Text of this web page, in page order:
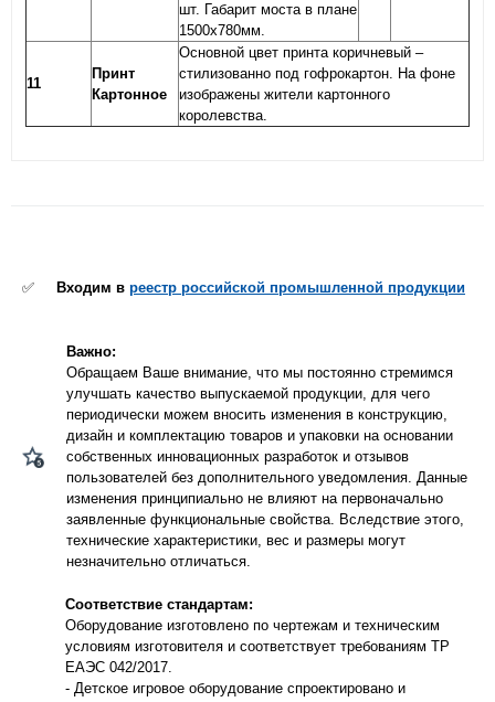
шт. Габарит моста в плане
1500х780мм.
11
Принт
Картонное
Основной цвет принта коричневый –
стилизованно под гофрокартон. На фоне
изображены жители картонного
королевства.
✅ Входим в реестр российской промышленной продукции
Важно:
Обращаем Ваше внимание, что мы постоянно стремимся
улучшать качество выпускаемой продукции, для чего
периодически можем вносить изменения в конструкцию,
дизайн и комплектацию товаров и упаковки на основании
собственных инновационных разработок и отзывов
пользователей без дополнительного уведомления. Данные
изменения принципиально не влияют на первоначально
заявленные функциональные свойства. Вследствие этого,
технические характеристики, вес и размеры могут
незначительно отличаться.
Соответствие стандартам:
Оборудование изготовлено по чертежам и техническим
условиям изготовителя и соответствует требованиям ТР
ЕАЭС 042/2017.
- Детское игровое оборудование спроектировано и